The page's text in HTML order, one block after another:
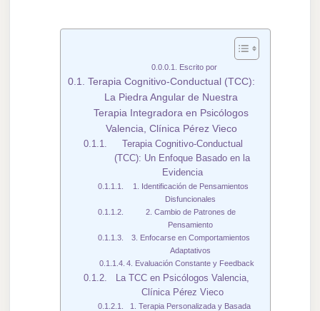
Escrito por
Terapia Cognitivo-Conductual (TCC):
La Piedra Angular de Nuestra
Terapia Integradora en Psicólogos
Valencia, Clínica Pérez Vieco
Terapia Cognitivo-Conductual
(TCC): Un Enfoque Basado en la
Evidencia
1. Identificación de Pensamientos
Disfuncionales
2. Cambio de Patrones de
Pensamiento
3. Enfocarse en Comportamientos
Adaptativos
4. Evaluación Constante y Feedback
La TCC en Psicólogos Valencia,
Clínica Pérez Vieco
1. Terapia Personalizada y Basada